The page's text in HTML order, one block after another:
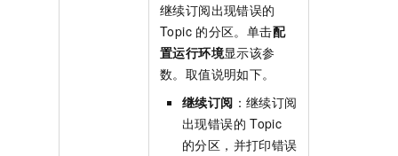
继续订阅出现错误的
Topic 的分区。单击配
置运行环境显示该参
数。取值说明如下。
继续订阅 ：继续订阅
出现错误的 Topic
的分区，并打印错误